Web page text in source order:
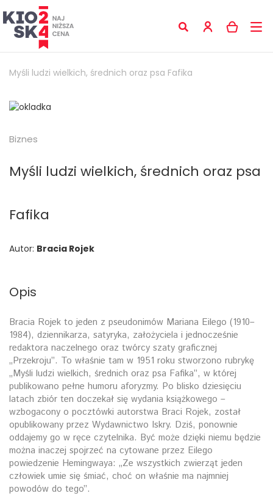
Myśli ludzi wielkich, średnich oraz psa Fafika
Biznes
Myśli ludzi wielkich, średnich oraz psa
Fafika
Autor: Bracia Rojek
Opis
Bracia Rojek to jeden z pseudonimów Mariana Eilego (1910–
1984), dziennikarza, satyryka, założyciela i jednocześnie
redaktora naczelnego oraz twórcy szaty graficznej
„Przekroju”. To właśnie tam w 1951 roku stworzono rubrykę
„Myśli ludzi wielkich, średnich oraz psa Fafika”, w której
publikowano pełne humoru aforyzmy. Po blisko dziesięciu
latach zbiór ten doczekał się wydania książkowego –
wzbogacony o pocztówki autorstwa Braci Rojek, został
opublikowany przez Wydawnictwo Iskry. Dziś, ponownie
oddajemy go w ręce czytelnika. Być może dzięki niemu będzie
można inaczej spojrzeć na cytowane przez Eilego
powiedzenie Hemingwaya: „Ze wszystkich zwierząt jeden
człowiek umie się śmiać, choć on właśnie ma najmniej
powodów do tego”.